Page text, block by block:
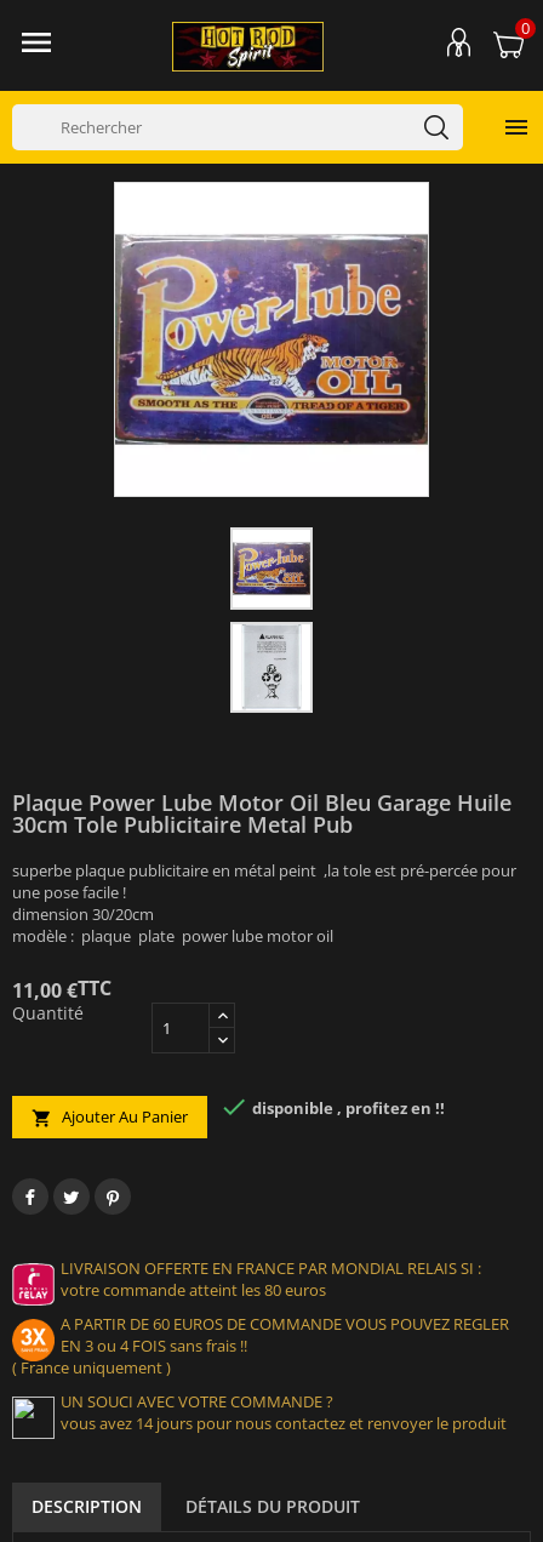
 0

Plaque Power Lube Motor Oil Bleu Garage Huile
30cm Tole Publicitaire Metal Pub
superbe plaque publicitaire en métal peint ,la tole est pré-percée pour
une pose facile !
dimension 30/20cm
modèle : plaque plate power lube motor oil
11,00 €TTC
Quantité
 Ajouter Au Panier  disponible , profitez en !!
LIVRAISON OFFERTE EN FRANCE PAR MONDIAL RELAIS SI :
votre commande atteint les 80 euros
A PARTIR DE 60 EUROS DE COMMANDE VOUS POUVEZ REGLER
EN 3 ou 4 FOIS sans frais !!
( France uniquement )
UN SOUCI AVEC VOTRE COMMANDE ?
vous avez 14 jours pour nous contactez et renvoyer le produit
DESCRIPTION DÉTAILS DU PRODUIT